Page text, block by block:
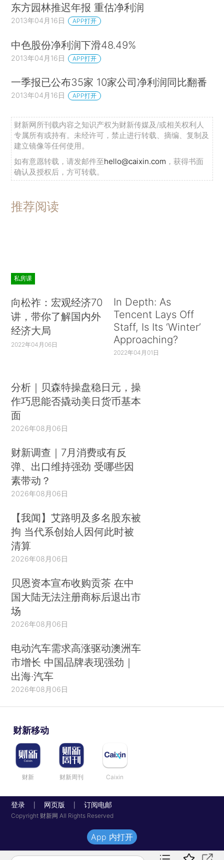
东方园林推迟年报 重估净利润
2013年04月16日 APP打开
中色股份净利润下滑48.49%
2013年04月16日 APP打开
一季报已公布35家 10家公司净利润同比翻番
2013年04月16日 APP打开
财新网所刊载内容之知识产权为财新传媒及/或相关权利人
专属所有或持有。未经许可，禁止进行转载、摘编、复制及
建立镜像等任何使用。
如有意愿转载，请发邮件至hello@caixin.com ，获得书面
确认及授权后，方可转载。
推荐阅读
私房课
向松祚：宏观经济70
讲，带你了解国内外
经济大局
2022年04月06日
In Depth: As
Tencent Lays Off
Staff, Is Its ‘Winter’
Approaching?
2022年04月01日
分析｜贝森特操盘稳日元，操
作巧思能否撬动美日货币基本
面
2026年08月06日
财新调查｜7月消费或有反
弹、出口维持强劲 受哪些因
素带动？
2026年08月06日
【我闻】艾路明及多名股东被
拘 当代系创始人因何此时被
清算
2026年08月06日
贝恩资本宣布收购贡茶 在中
国大陆无法注册商标后退出市
场
2026年08月06日
电动汽车需求高涨驱动澳洲车
市增长 中国品牌表现强劲｜
出海·汽车
2026年08月06日
财新移动
财新 财新周刊 Caixin
登录 网页版 订阅电邮
Copyright 财新网 All Rights Reserved
App 内打开